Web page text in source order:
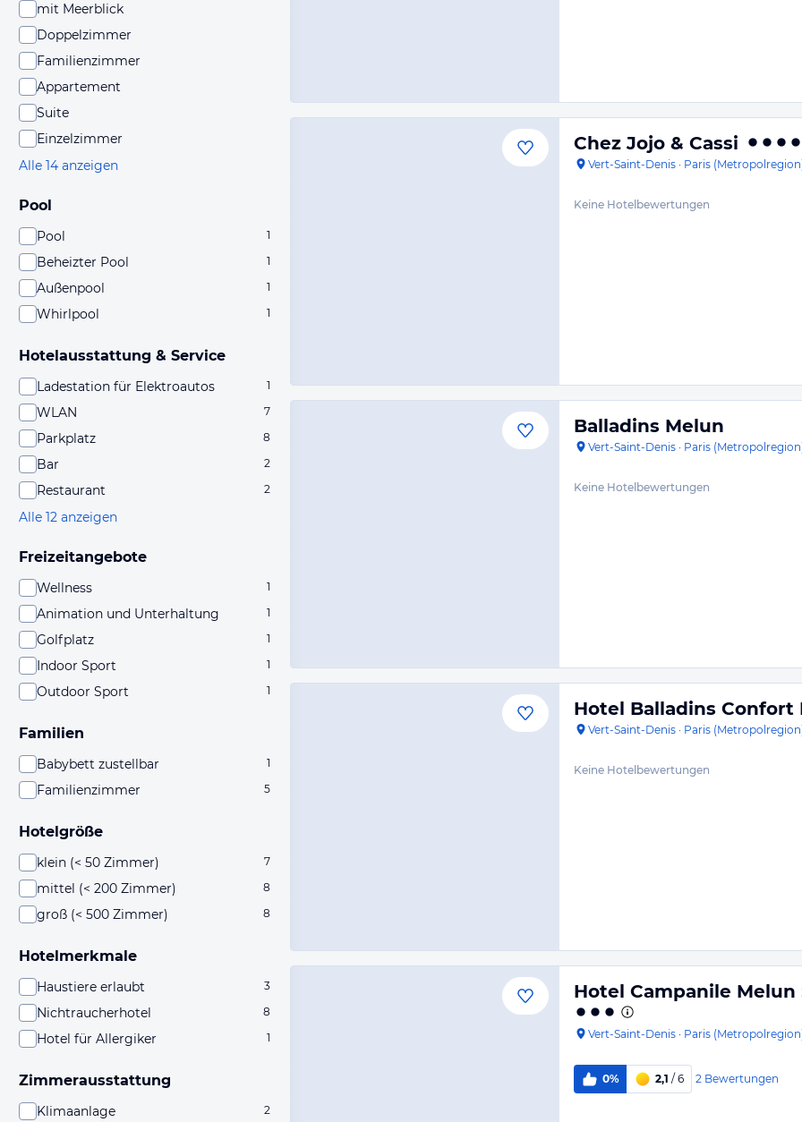
mit Meerblick
Doppelzimmer
Familienzimmer
Appartement
Suite
Einzelzimmer
Alle 14 anzeigen
Pool
Pool 1
Beheizter Pool 1
Außenpool 1
Whirlpool 1
Hotelausstattung & Service
Ladestation für Elektroautos 1
WLAN 7
Parkplatz 8
Bar 2
Restaurant 2
Alle 12 anzeigen
Freizeitangebote
Wellness 1
Animation und Unterhaltung 1
Golfplatz 1
Indoor Sport 1
Outdoor Sport 1
Familien
Babybett zustellbar 1
Familienzimmer 5
Hotelgröße
klein (< 50 Zimmer) 7
mittel (< 200 Zimmer) 8
groß (< 500 Zimmer) 8
Hotelmerkmale
Haustiere erlaubt 3
Nichtraucherhotel 8
Hotel für Allergiker 1
Zimmerausstattung
Klimaanlage 2
Chez Jojo & Cassi
Vert-Saint-Denis · Paris
Keine Hotelbewertungen
Balladins Melun
Vert-Saint-Denis · Paris
Keine Hotelbewertungen
Hotel Balladins Confort
Vert-Saint-Denis · Paris
Keine Hotelbewertungen
Hotel Campanile
Vert-Saint-Denis · Paris
0% 2,1 / 6 2 Bewertungen